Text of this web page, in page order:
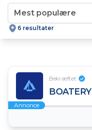
6 resultater
Bekræftet
BOATERY
Annonce